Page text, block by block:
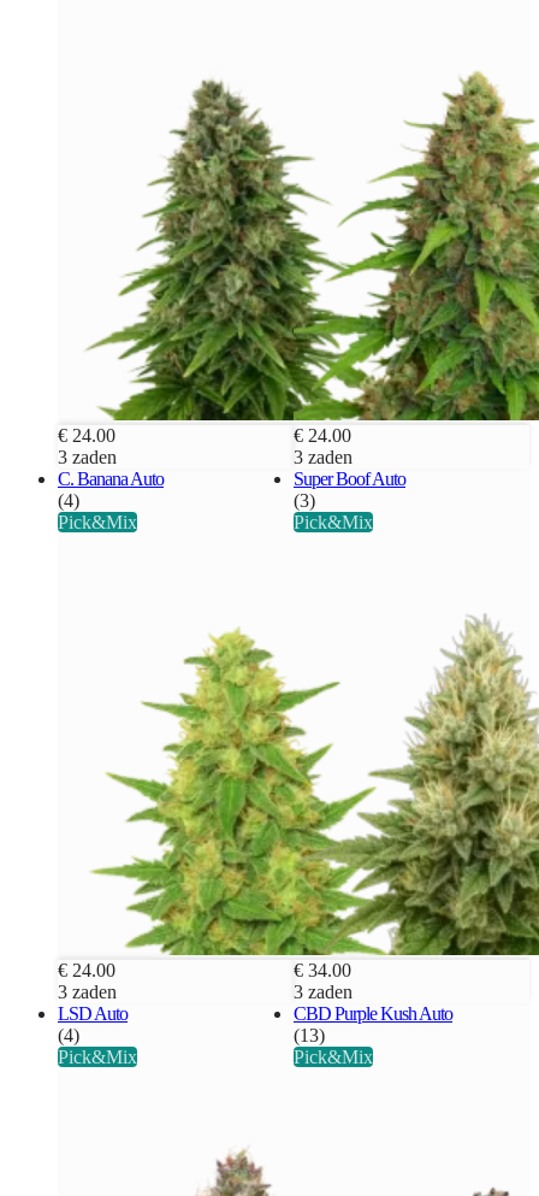
€ 24.00
3 zaden
€ 24.00
3 zaden
C. Banana Auto
(4)
Pick&Mix
€ 24.00
3 zaden
Super Boof Auto
(3)
Pick&Mix
€ 34.00
3 zaden
LSD Auto
(4)
Pick&Mix
CBD Purple Kush Auto
(13)
Pick&Mix